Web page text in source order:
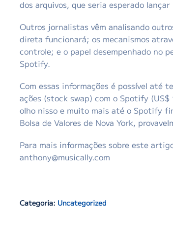
dos arquivos, que seria esperado
Outros jornalistas vêm analisando
direta funcionará; os mecanismos
controle; e o papel desempenhado no
Spotify.
Com essas informações é possível até
ações (stock swap) com o Spotify
olho nisso e muito mais até o Spotify
Bolsa de Valores de Nova York,
Para mais informações sobre este
anthony@musically.com
Categoria: Uncategorized